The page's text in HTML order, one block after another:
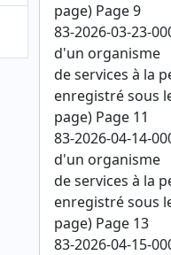
page) Page 9
83-2026-03-23-
d'un organisme
de services à la
enregistré sous
page) Page 11
83-2026-04-14-
d'un organisme
de services à la
enregistré sous
page) Page 13
83-2026-04-15-